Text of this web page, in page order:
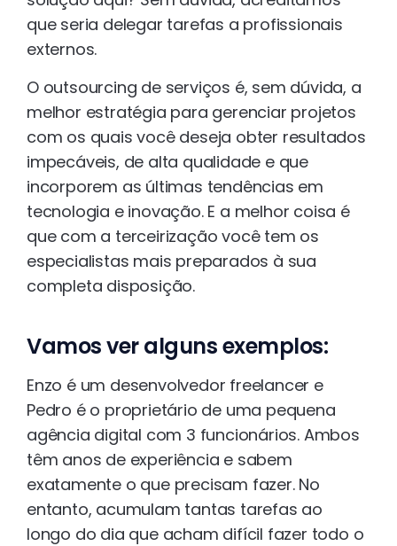
que seria delegar tarefas a profissionais
externos.
O outsourcing de serviços é, sem dúvida, a
melhor estratégia para gerenciar projetos
com os quais você deseja obter resultados
impecáveis, de alta qualidade e que
incorporem as últimas tendências em
tecnologia e inovação. E a melhor coisa é
que com a terceirização você tem os
especialistas mais preparados à sua
completa disposição.
Vamos ver alguns exemplos:
Enzo é um desenvolvedor freelancer e
Pedro é o proprietário de uma pequena
agência digital com 3 funcionários. Ambos
têm anos de experiência e sabem
exatamente o que precisam fazer. No
entanto, acumulam tantas tarefas ao
longo do dia que acham difícil fazer todo o